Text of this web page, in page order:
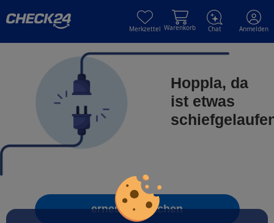
Merkzettel Warenkorb Chat Anmelden
Hoppla, da
ist etwas
erneut versuchen